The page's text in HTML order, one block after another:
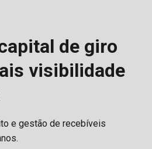
de giro
visibilidade
e gestão de recebíveis